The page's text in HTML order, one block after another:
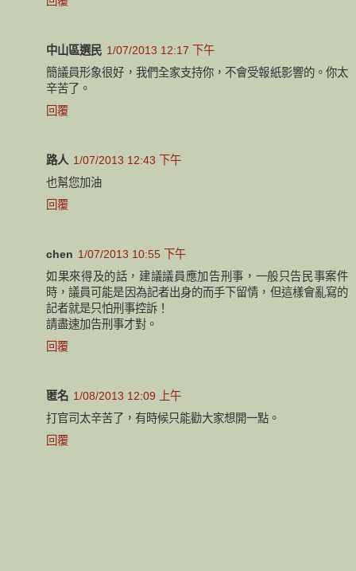
中山區選民 1/07/2013 12:17 下午
簡議員形象很好，我們全家支持你，不會受報紙影響的。你太
辛苦了。
回覆
路人 1/07/2013 12:43 下午
也幫您加油
回覆
chen 1/07/2013 10:55 下午
如果來得及的話，建議議員應加告刑事，一般只告民事案件
時，議員可能是因為記者出身的而手下留情，但這樣會亂寫的
記者就是只怕刑事控訴！
請盡速加告刑事才對。
回覆
匿名 1/08/2013 12:09 上午
打官司太辛苦了，有時候只能勸大家想開一點。
回覆